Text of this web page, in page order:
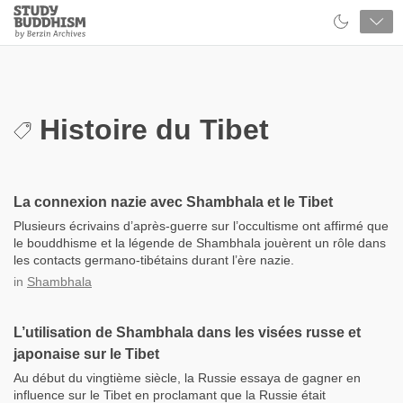
Close
Study
Buddhism
Histoire du Tibet
La connexion nazie avec Shambhala et le Tibet
Plusieurs écrivains d’après-guerre sur l’occultisme ont affirmé que
le bouddhisme et la légende de Shambhala jouèrent un rôle dans
les contacts germano-tibétains durant l’ère nazie.
in Shambhala
L’utilisation de Shambhala dans les visées russe et
japonaise sur le Tibet
Au début du vingtième siècle, la Russie essaya de gagner en
influence sur le Tibet en proclamant que la Russie était